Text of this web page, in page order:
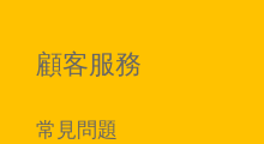
顧客服務
常見問題